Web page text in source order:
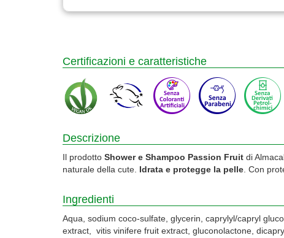
Certificazioni e caratteristiche
Descrizione
Il prodotto Shower e Shampoo Passion Fruit di
naturale della cute. Idrata e protegge la pelle . Con
Ingredienti
Aqua, sodium coco-sulfate, glycerin, caprylyl/capryl
extract, vitis vinifere fruit extract, gluconolactone,